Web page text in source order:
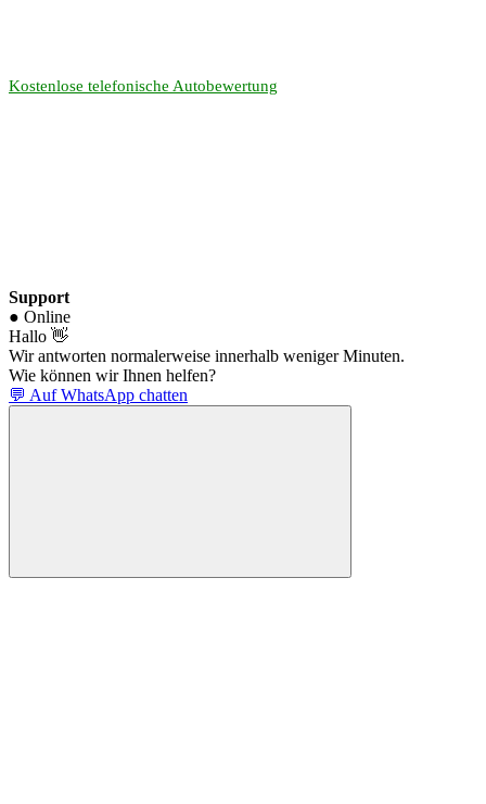
Kostenlose telefonische Autobewertung
Support
● Online
Hallo 👋
Wir antworten normalerweise innerhalb weniger Minuten.
Wie können wir Ihnen helfen?
💬 Auf WhatsApp chatten